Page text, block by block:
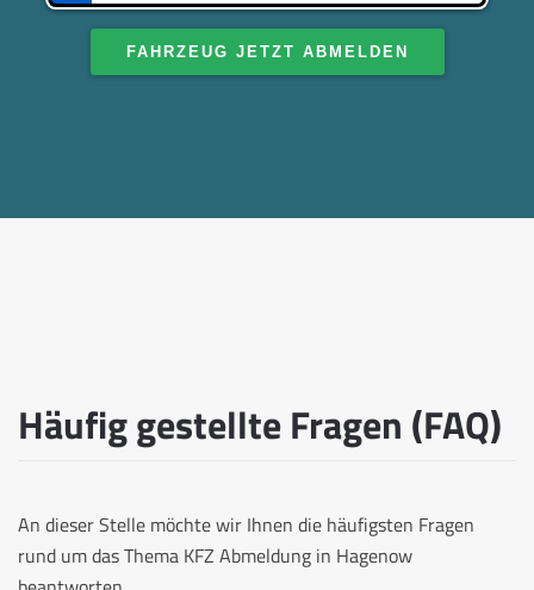
FAHRZEUG JETZT ABMELDEN
Häufig gestellte Fragen (FAQ)
An dieser Stelle möchte wir Ihnen die häufigsten Fragen
rund um das Thema KFZ Abmeldung in Hagenow